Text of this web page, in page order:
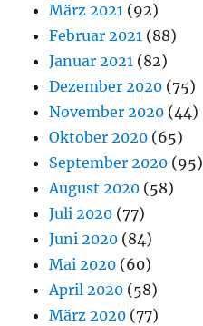
März 2021 (92)
Februar 2021 (88)
Januar 2021 (82)
Dezember 2020 (75)
November 2020 (44)
Oktober 2020 (65)
September 2020 (95)
August 2020 (58)
Juli 2020 (77)
Juni 2020 (84)
Mai 2020 (60)
April 2020 (58)
März 2020 (77)